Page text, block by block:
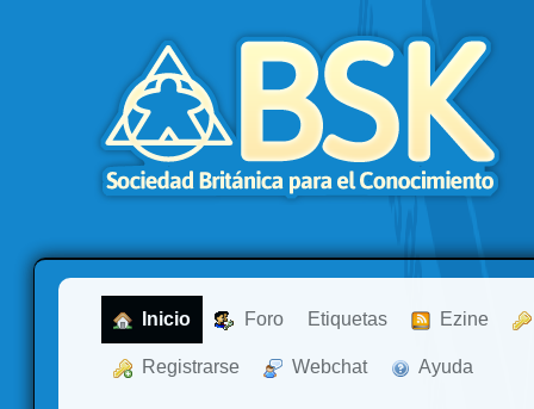
Inicio Foro Etiquetas Ezine
Registrarse Webchat Ayuda